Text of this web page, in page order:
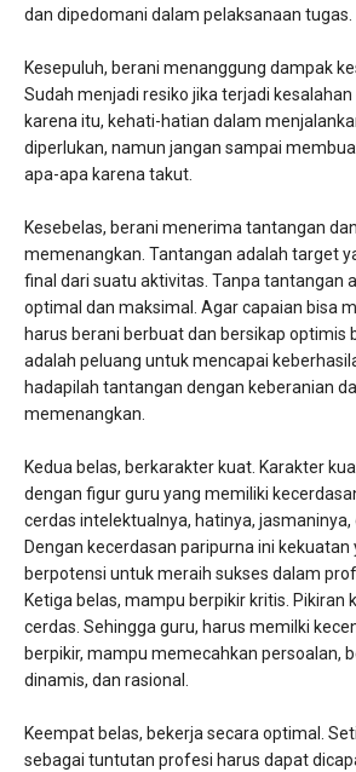
dan dipedomani dalam pelaksanaan tugas.
Kesepuluh, berani menanggung dampak
Sudah menjadi resiko jika terjadi
karena itu, kehati-hatian dalam
diperlukan, namun jangan sampai
apa-apa karena takut.
Kesebelas, berani menerima tantangan
memenangkan. Tantangan adalah target
final dari suatu aktivitas. Tanpa tantangan
optimal dan maksimal. Agar capaian bisa
harus berani berbuat dan bersikap optimis
adalah peluang untuk mencapai
hadapilah tantangan dengan keberanian
memenangkan.
Kedua belas, berkarakter kuat. Karakter
dengan figur guru yang memiliki
cerdas intelektualnya, hatinya, jasmaninya,
Dengan kecerdasan paripurna ini kekuatan
berpotensi untuk meraih sukses dalam
Ketiga belas, mampu berpikir kritis. Pikiran
cerdas. Sehingga guru, harus memilki
berpikir, mampu memecahkan persoalan,
dinamis, dan rasional.
Keempat belas, bekerja secara optimal.
sebagai tuntutan profesi harus dapat